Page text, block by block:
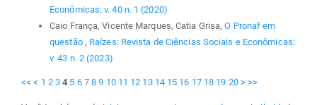
Econômicas: v. 40 n. 1 (2020)
Caio França, Vicente Marques, Catia Grisa,O Pronaf em
questão , Raízes: Revista de Ciências Sociais e Econômicas:
v. 43 n. 2 (2023)
<< < 1 2 3 4 5 6 7 8 9 10 11 12 13 14 15 16 17 18 19 20 > >>